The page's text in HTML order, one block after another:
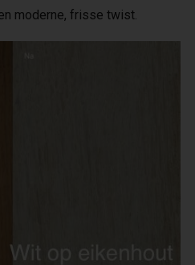
moderne, frisse twist.